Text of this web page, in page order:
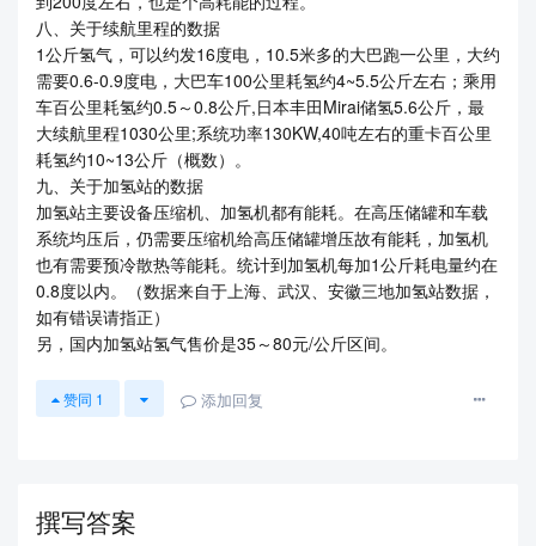
八、关于续航里程的数据
1公斤氢气，可以约发16度电，10.5米多的大巴跑一公里，大约
需要0.6-0.9度电，大巴车100公里耗氢约4~5.5公斤左右；乘用
车百公里耗氢约0.5～0.8公斤,日本丰田Mirai储氢5.6公斤，最
大续航里程1030公里;系统功率130KW,40吨左右的重卡百公里
耗氢约10~13公斤（概数）。
九、关于加氢站的数据
加氢站主要设备压缩机、加氢机都有能耗。在高压储罐和车载
系统均压后，仍需要压缩机给高压储罐增压故有能耗，加氢机
也有需要预冷散热等能耗。统计到加氢机每加1公斤耗电量约在
0.8度以内。（数据来自于上海、武汉、安徽三地加氢站数据，
如有错误请指正）
另，国内加氢站氢气售价是35～80元/公斤区间。
赞同 1 添加回复
撰写答案